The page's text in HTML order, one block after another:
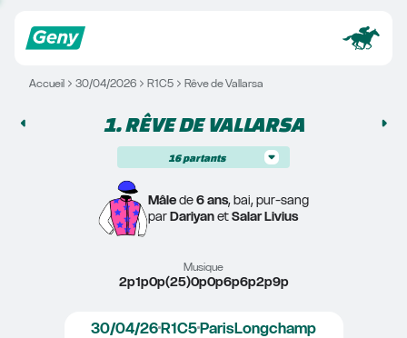
Accueil 30/04/2026 R1C5 Rêve de Vallarsa
1. RÊVE DE VALLARSA
16 partants
Mâle de 6 ans, bai, pur-sang
par Dariyan et Salar Livius
Musique
2p1p0p(25)0p0p6p6p2p9p
30/04/26R1C5ParisLongchamp